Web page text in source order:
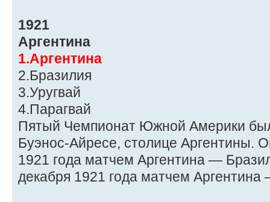
1921
Аргентина
1.Аргентина
2.Бразилия
3.Уругвай
4.Парагвай
Пятый Чемпионат Южной Америки
Буэнос-Айресе, столице Аргентины.
1921 года матчем Аргентина —
декабря 1921 года матчем Аргентина